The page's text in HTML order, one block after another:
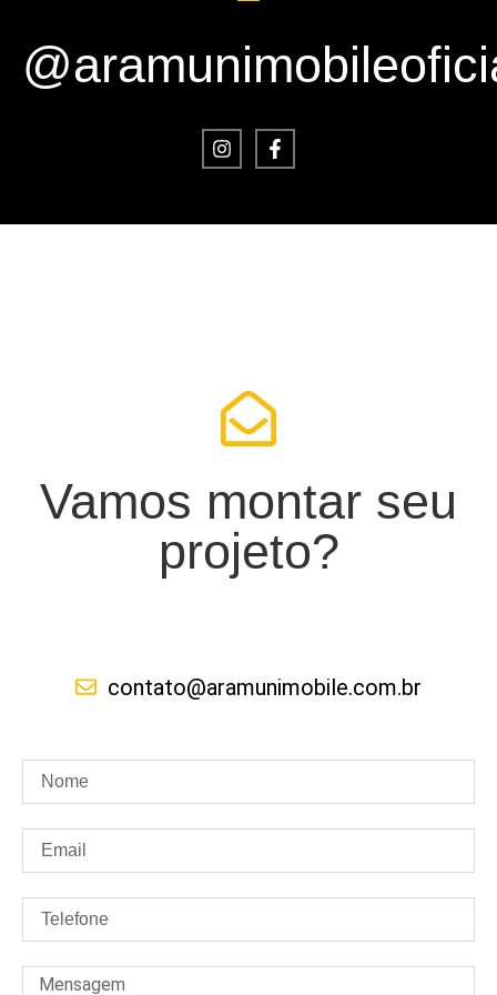
Vamos montar seu
projeto?
contato@aramunimobile.com.br